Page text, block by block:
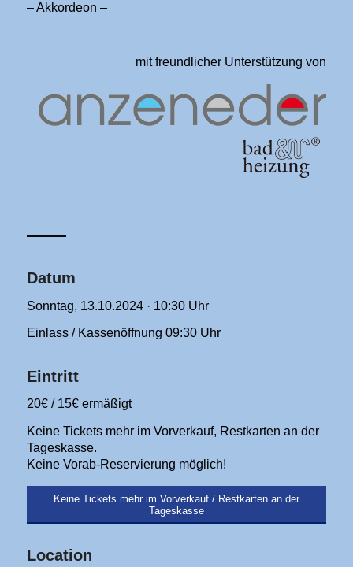
– Akkordeon –
mit freundlicher Unterstützung von
Datum
Sonntag, 13.10.2024 · 10:30 Uhr
Einlass / Kassenöffnung 09:30 Uhr
Eintritt
20€ / 15€ ermäßigt
Keine Tickets mehr im Vorverkauf, Restkarten an der
Tageskasse.
Keine Vorab-Reservierung möglich!
Keine Tickets mehr im Vorverkauf / Restkarten an der
Tageskasse
Location